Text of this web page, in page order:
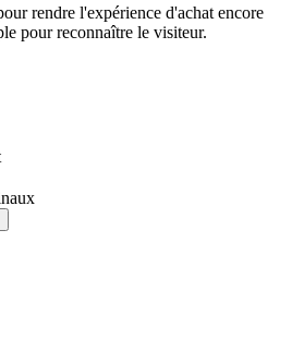
rendre l'expérience d'achat encore
pour reconnaître le visiteur.